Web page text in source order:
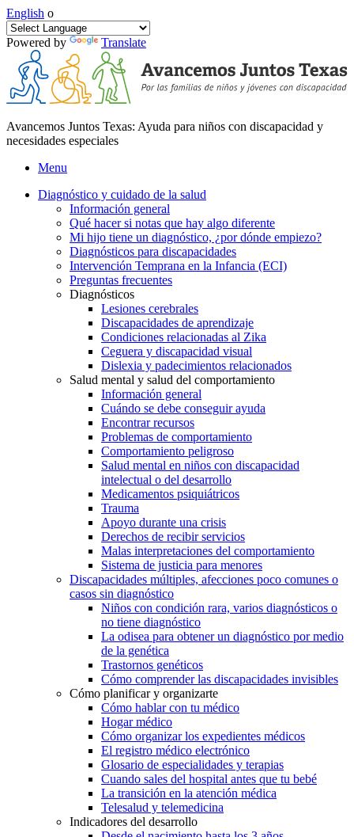
English o
Powered by Translate
Avancemos Juntos Texas: Ayuda para niños con discapacidad y
necesidades especiales
Menu
Diagnóstico y cuidado de la salud
Información general
Qué hacer si notas que hay algo diferente
Mi hijo tiene un diagnóstico, ¿por dónde empiezo?
Diagnósticos para discapacidades
Intervención Temprana en la Infancia (ECI)
Preguntas frecuentes
Diagnósticos
Lesiones cerebrales
Discapacidades de aprendizaje
Condiciones relacionadas al Zika
Ceguera y discapacidad visual
Dislexia y padecimientos relacionados
Salud mental y salud del comportamiento
Información general
Cuándo se debe conseguir ayuda
Encontrar recursos
Problemas de comportamiento
Comportamiento peligroso
Salud mental en niños con discapacidad
intelectual o del desarrollo
Medicamentos psiquiátricos
Trauma
Apoyo durante una crisis
Derechos de recibir servicios
Malas interpretaciones del comportamiento
Sistema de justicia para menores
Discapacidades múltiples, afecciones poco comunes o
casos sin diagnóstico
Niños con condición rara, varios diagnósticos o
no tiene diagnóstico
La odisea para obtener un diagnóstico por medio
de la genética
Trastornos genéticos
Cómo comprender las discapacidades invisibles
Cómo planificar y organizarte
Cómo hablar con tu médico
Hogar médico
Cómo organizar los expedientes médicos
El registro médico electrónico
Glosario de especialidades y terapias
Cuando sales del hospital antes que tu bebé
La transición en la atención médica
Telesalud y telemedicina
Indicadores del desarrollo